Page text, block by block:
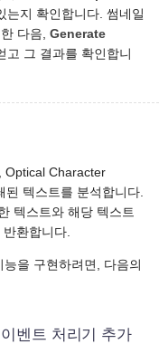
는지 확인합니다. 썸네일
다음, Generate
고 그 결과를 확인합니
Optical Character
된 텍스트를 분석합니다.
텍스트와 해당 텍스트
환합니다.
을 구현하려면, 다음의
벤트 처리기 추가